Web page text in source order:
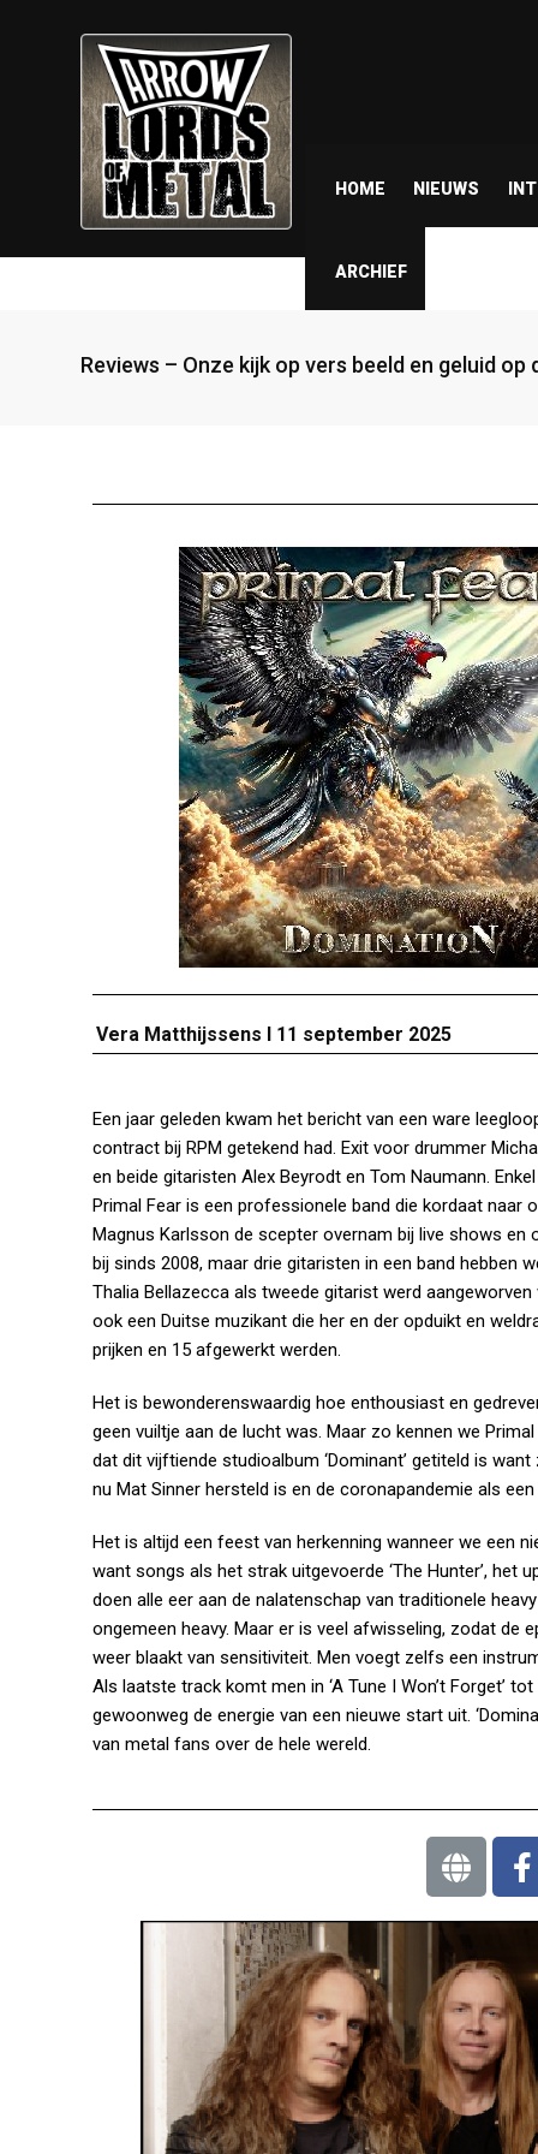
HOME NIEUWS
ARCHIEF
Reviews – Onze kijk op vers beeld en geluid
Vera Matthijssens I 11 september 2025
Een jaar geleden kwam het bericht van een ware
contract bij RPM getekend had. Exit voor drummer
en beide gitaristen Alex Beyrodt en Tom Naumann.
Primal Fear is een professionele band die kordaat
Magnus Karlsson de scepter overnam bij live shows
bij sinds 2008, maar drie gitaristen in een band hebben
Thalia Bellazecca als tweede gitarist werd
ook een Duitse muzikant die her en der opduikt en
prijken en 15 afgewerkt werden.
Het is bewonderenswaardig hoe enthousiast en
geen vuiltje aan de lucht was. Maar zo kennen we
dat dit vijftiende studioalbum ‘Dominant’ getiteld is
nu Mat Sinner hersteld is en de coronapandemie als
Het is altijd een feest van herkenning wanneer we een
want songs als het strak uitgevoerde ‘The Hunter’, het
doen alle eer aan de nalatenschap van traditionele
ongemeen heavy. Maar er is veel afwisseling, zodat de
weer blaakt van sensitiviteit. Men voegt zelfs een
Als laatste track komt men in ‘A Tune I Won’t Forget’
gewoonweg de energie van een nieuwe start uit.
van metal fans over de hele wereld.